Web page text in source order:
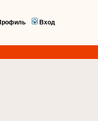
Вход